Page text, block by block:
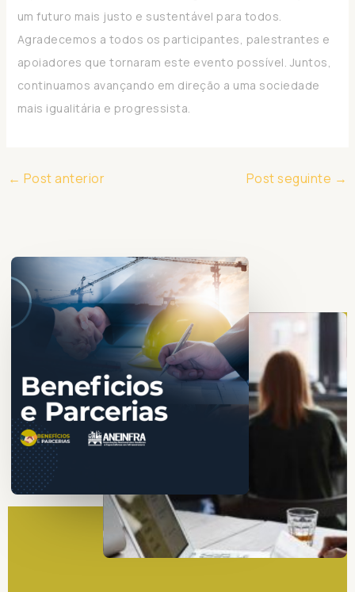
um futuro mais justo e sustentável para todos.
Agradecemos a todos os participantes, palestrantes e
apoiadores que tornaram este evento possível. Juntos,
continuamos avançando em direção a uma sociedade
mais igualitária e progressista.
← Post anterior Post seguinte →